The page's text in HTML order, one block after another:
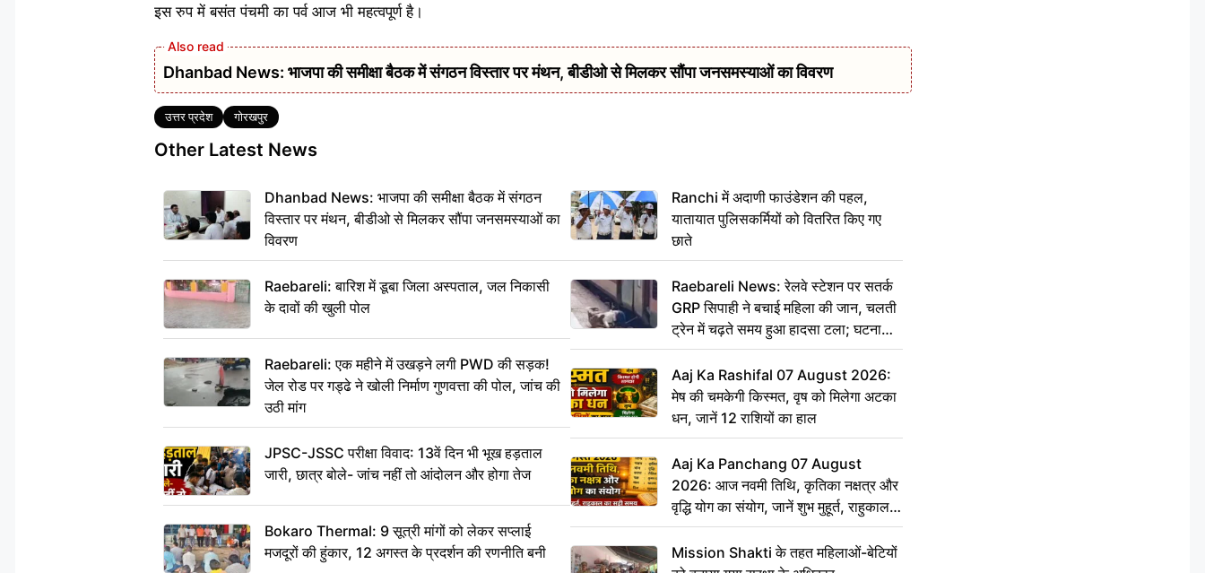
इस रुप में बसंत पंचमी का पर्व आज भी महत्वपूर्ण है।
Dhanbad News: भाजपा की समीक्षा बैठक में संगठन विस्तार पर मंथन, बीडीओ से मिलकर सौंपा जनसमस्याओं का विवरण
Tags
उत्तर प्रदेश गोरखपुर
Other Latest News
Dhanbad News: भाजपा की समीक्षा बैठक में संगठन
विस्तार पर मंथन, बीडीओ से मिलकर सौंपा जनसमस्याओं का
विवरण
Raebareli: बारिश में डूबा जिला अस्पताल, जल निकासी
के दावों की खुली पोल
Raebareli: एक महीने में उखड़ने लगी PWD की सड़क!
जेल रोड पर गड्ढे ने खोली निर्माण गुणवत्ता की पोल, जांच की
उठी मांग
JPSC-JSSC परीक्षा विवाद: 13वें दिन भी भूख हड़ताल
जारी, छात्र बोले- जांच नहीं तो आंदोलन और होगा तेज
Bokaro Thermal: 9 सूत्री मांगों को लेकर सप्लाई
मजदूरों की हुंकार, 12 अगस्त के प्रदर्शन की रणनीति बनी
Ranchi में अदाणी फाउंडेशन की पहल,
यातायात पुलिसकर्मियों को वितरित किए गए
छाते
Raebareli News: रेलवे स्टेशन पर सतर्क
GRP सिपाही ने बचाई महिला की जान, चलती
ट्रेन में चढ़ते समय हुआ हादसा टला; घटना
CCTV में कैद
Aaj Ka Rashifal 07 August 2026:
मेष की चमकेगी किस्मत, वृष को मिलेगा अटका
धन, जानें 12 राशियों का हाल
Aaj Ka Panchang 07 August
2026: आज नवमी तिथि, कृतिका नक्षत्र और
वृद्धि योग का संयोग, जानें शुभ मुहूर्त, राहुकाल
का सही समय
Mission Shakti के तहत महिलाओं-बेटियों